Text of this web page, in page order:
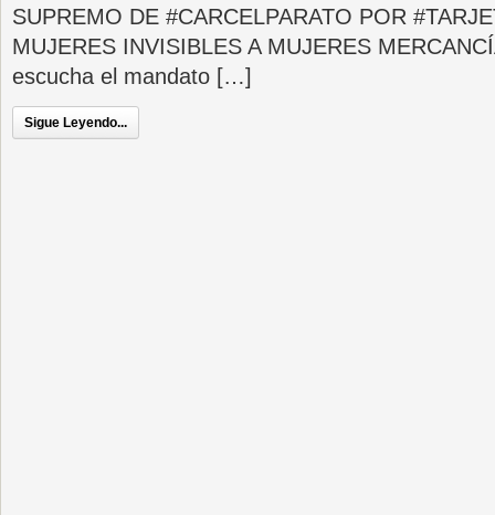
SUPREMO DE #CARCELPARATO POR
MUJERES INVISIBLES A MUJERES
escucha el mandato […]
Sigue Leyendo...